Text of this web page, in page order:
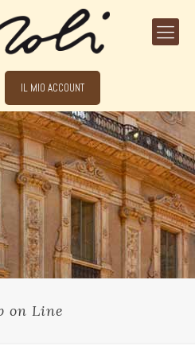
IL MIO ACCOUNT
on Line